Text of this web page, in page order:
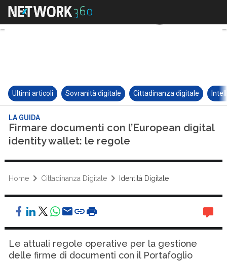
Ultimi articoli Sovranità digitale Cittadinanza digitale
LA GUIDA
Firmare documenti con l’European digital
identity wallet: le regole
Home Cittadinanza Digitale Identità Digitale
Le attuali regole operative per la gestione
delle firme di documenti con il Portafoglio